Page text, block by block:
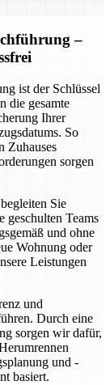
–
ist der Schlüssel
die gesamte
Ihrer
So
Zuhauses
sorgen
Sie
geschulten Teams
und ohne
Wohnung oder
Leistungen
und
Durch eine
sorgen wir dafür,
und -
basiert.